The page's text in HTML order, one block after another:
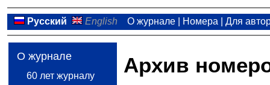
Русский English О журнале| Номера Для
О журнале
60 лет журналу Архив